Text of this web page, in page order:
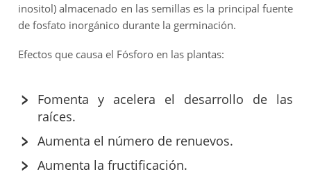
inositol) almacenado en las semillas es la principal fuente
de fosfato inorgánico durante la germinación.
Efectos que causa el Fósforo en las plantas:
Fomenta y acelera el desarrollo de las
raíces.
Aumenta el número de renuevos.
Aumenta la fructificación.